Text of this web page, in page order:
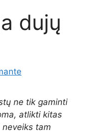
dujų
ne tik gaminti
atlikti kitas
tam